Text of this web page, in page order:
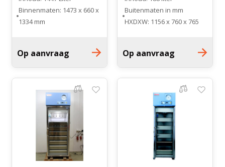
Binnenmaten: 1473 x 660 x
1334 mm
Glazen deur
Op aanvraag
Buitenmaten in mm
HXDXW: 1156 x 760 x 765
Op aanvraag